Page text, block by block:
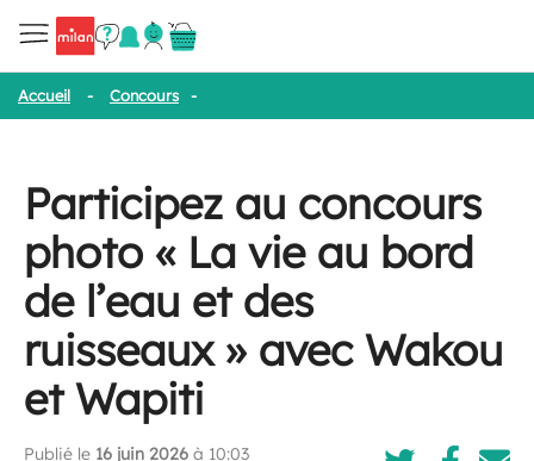
Accueil - Concours -
Participez au concours
photo « La vie au bord
de l’eau et des
ruisseaux » avec Wakou
et Wapiti
Publié le 16 juin 2026 à 10:03